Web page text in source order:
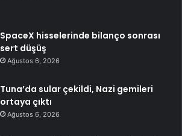
SpaceX hisselerinde bilanço sonrası
sert düşüş
Ağustos 6, 2026
Tuna’da sular çekildi, Nazi gemileri
ortaya çıktı
Ağustos 6, 2026